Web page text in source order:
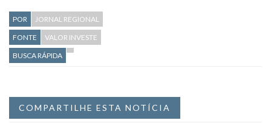
POR
JORNAL REGIONAL
FONTE
VALOR INVESTE
BUSCA RÁPIDA
COMPARTILHE ESTA NOTÍCIA